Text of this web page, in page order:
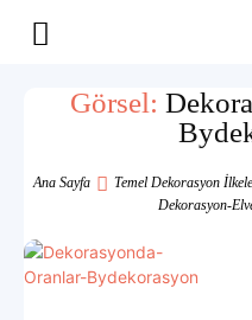
Yaşam
İlham
Görsel:
Ana Sayfa
Temel Dekorasyon
Dekorasyon-